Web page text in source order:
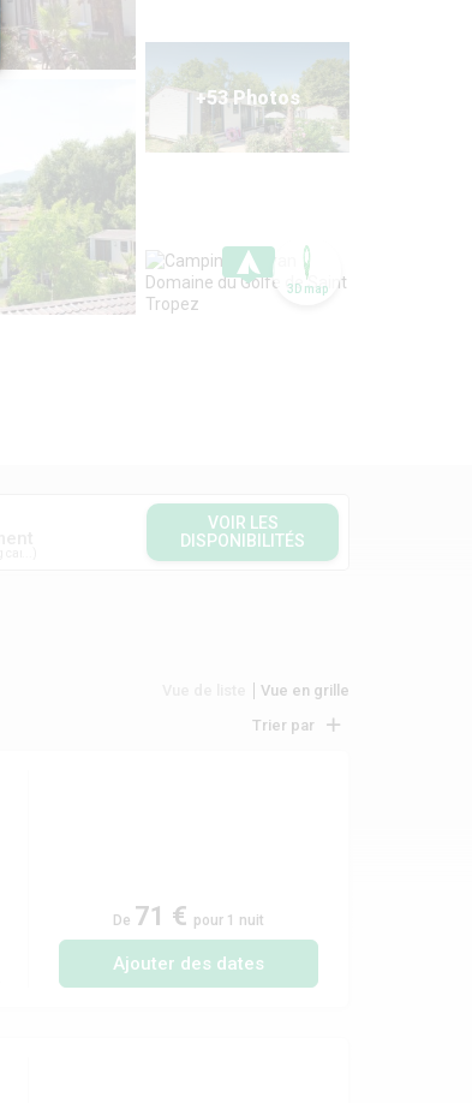
+53 Photos
3D map
VOIR LES
DISPONIBILITÉS
Vue en grille
Trier par
De 71 € pour 1 nuit
Ajouter des dates